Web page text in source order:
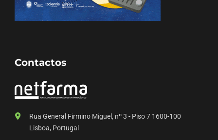
Contactos
Rua General Firmino Miguel, nº 3 - Piso 7 1600-100
Lisboa, Portugal